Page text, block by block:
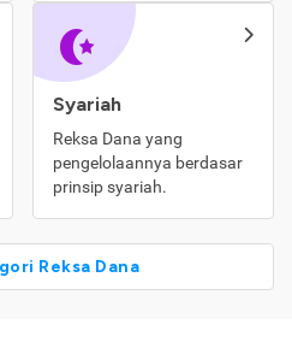
Syariah
Reksa Dana yang
pengelolaannya berdasar
prinsip syariah.
Reksa Dana